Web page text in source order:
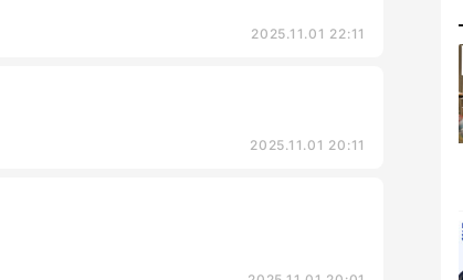
2025.11.01 22:11
2025.11.01 20:11